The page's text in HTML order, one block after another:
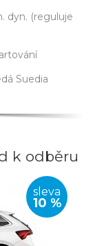
odemykání a startování
Potah sedadel Style černá látka / šedá Suedia
k odběru
sleva
10 %